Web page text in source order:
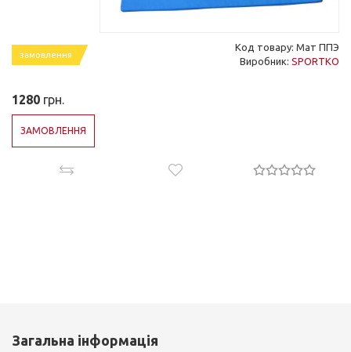
замовлення
Код товару: Мат ППЭ
Виробник: SPORTKO
1280 грн.
ЗАМОВЛЕННЯ
Загальна інформація